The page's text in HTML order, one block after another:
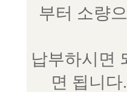
부터 소량
납부하시면
면 됩니